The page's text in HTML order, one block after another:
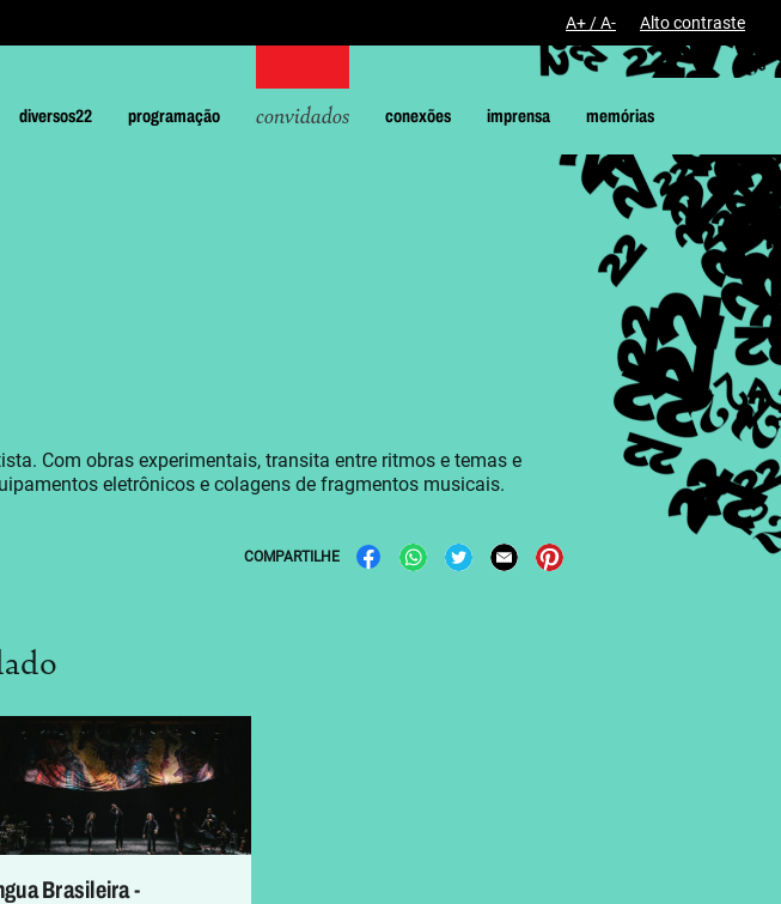
A+ / A- Alto contraste
diversos22 programação convidados conexões imprensa memórias
Com obras experimentais, transita entre ritmos e temas e
eletrônicos e colagens de fragmentos musicais.
COMPARTILHE
Brasileira -